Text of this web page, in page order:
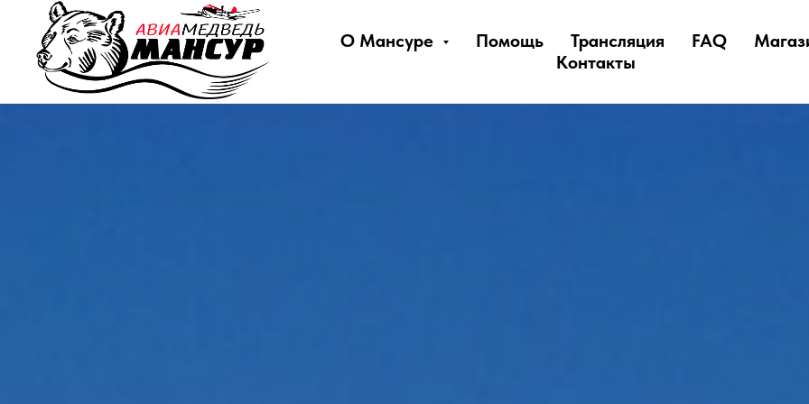
О Мансуре Помощь Трансляция FAQ
Контакты